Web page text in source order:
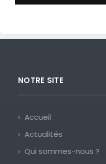
NOTRE SITE
Accueil
Actualités
Qui sommes-nous ?